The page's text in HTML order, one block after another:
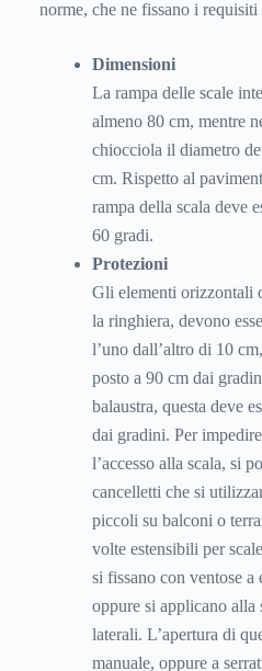
norme, che ne fissano i
Dimensioni
La rampa delle scale
almeno 80 cm, mentre
chiocciola il diametro
cm. Rispetto al
rampa della scala deve
60 gradi.
Protezioni
Gli elementi orizzontali
la ringhiera, devono
l’uno dall’altro di 10
posto a 90 cm dai
balaustra, questa deve
dai gradini. Per
l’accesso alla scala, si
cancelletti che si
piccoli su balconi o
volte estensibili per
si fissano con ventose
oppure si applicano alla
laterali. L’apertura di
manuale, oppure a